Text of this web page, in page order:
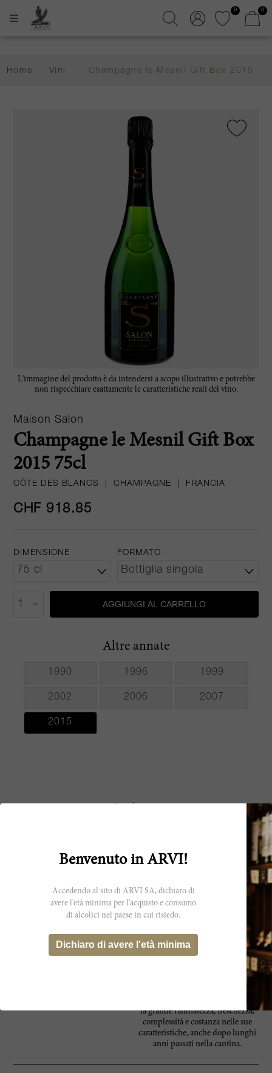
0 0
Home Vini Champagne le Mesnil Gift Box 2015
L'immagine del prodotto è da intendersi a scopo illustrativo e potrebbe
non rispecchiare esattamente le caratteristiche reali del vino.
Maison Salon
Champagne le Mesnil Gift Box
2015 75cl
CÔTE DES BLANCS CHAMPAGNE FRANCIA
CHF 918.85
DIMENSIONE FORMATO
AGGIUNGI AL CARRELLO
Altre annate
1990 1996 1999
2002 2006 2007
2015
Eugene-Aimé Salon cominciò a
produrre il proprio Champagne
Lavorò alacremente per creare lo
Champagne dei suoi sogni: un
Blanc de Blancs mai visto prima.
questo Champagne: unico!
Proviene da una singola regione –
Côte des Blancs, da un unico cru –
Mesnil-sur-Oger, da una sola
varietà d’uva - Chardonnay, e da
la grande raffinatezza, freschezza,
complessità e costanza nelle sue
caratteristiche, anche dopo lunghi
anni passati nella cantina.
Benvenuto in ARVI!
Accedendo al sito di ARVI SA, dichiaro di
avere l'età minima per l'acquisto e consumo
di alcolici nel paese in cui risiedo.
Dichiaro di avere l'età minima